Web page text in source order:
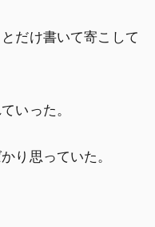
だけ書いて寄こして
いった。
り思っていた。